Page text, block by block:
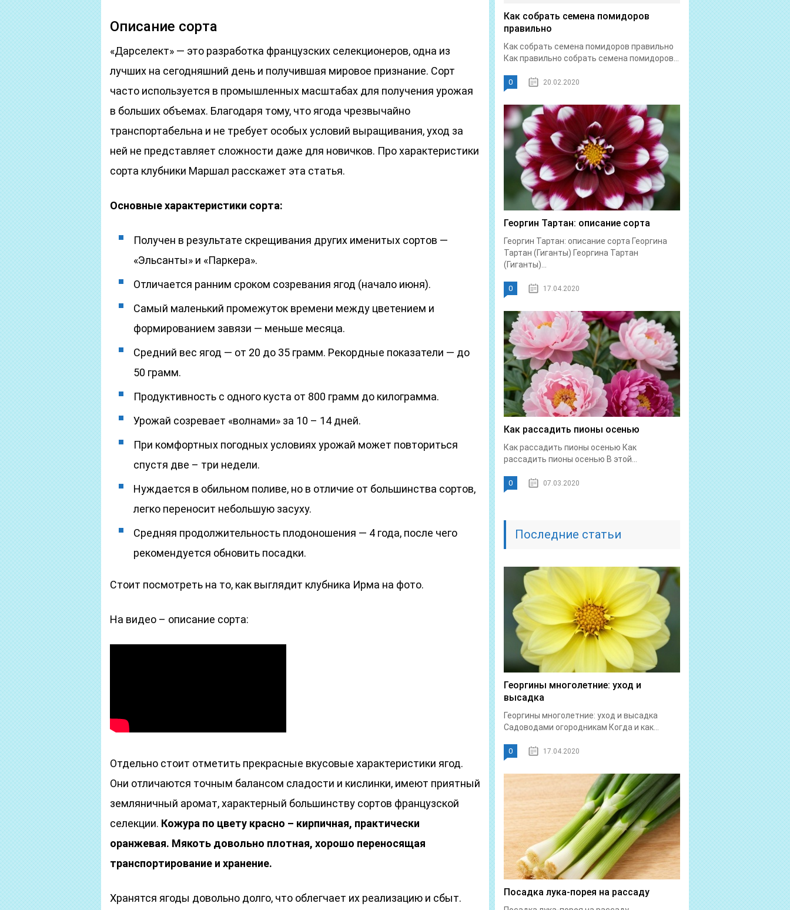
Описание сорта
«Дарселект» — это разработка французских селекционеров, одна из
лучших на сегодняшний день и получившая мировое признание. Сорт
часто используется в промышленных масштабах для получения урожая
в больших объемах. Благодаря тому, что ягода чрезвычайно
транспортабельна и не требует особых условий выращивания, уход за
ней не представляет сложности даже для новичков. Про характеристики
сорта клубники Маршал расскажет эта статья.
Основные характеристики сорта:
Получен в результате скрещивания других именитых сортов —
«Эльсанты» и «Паркера».
Отличается ранним сроком созревания ягод (начало июня).
Самый маленький промежуток времени между цветением и
формированием завязи — меньше месяца.
Средний вес ягод — от 20 до 35 грамм. Рекордные показатели — до
50 грамм.
Продуктивность с одного куста от 800 грамм до килограмма.
Урожай созревает «волнами» за 10 – 14 дней.
При комфортных погодных условиях урожай может повториться
спустя две – три недели.
Нуждается в обильном поливе, но в отличие от большинства сортов,
легко переносит небольшую засуху.
Средняя продолжительность плодоношения — 4 года, после чего
рекомендуется обновить посадки.
Стоит посмотреть на то, как выглядит клубника Ирма на фото.
На видео – описание сорта:
Отдельно стоит отметить прекрасные вкусовые характеристики ягод.
Они отличаются точным балансом сладости и кислинки, имеют приятный
земляничный аромат, характерный большинству сортов французской
селекции. Кожура по цвету красно – кирпичная, практически
оранжевая. Мякоть довольно плотная, хорошо переносящая
транспортирование и хранение.
Хранятся ягоды довольно долго, что облегчает их реализацию и сбыт.
Как собрать семена помидоров
правильно
Как собрать семена помидоров правильно
Как правильно собрать семена помидоров...
0 20.02.2020
Георгин Тартан: описание сорта
Георгин Тартан: описание сорта Георгина
Тартан (Гиганты) Георгина Тартан
(Гиганты)...
0 17.04.2020
Как рассадить пионы осенью
Как рассадить пионы осенью Как
рассадить пионы осенью В этой...
0 07.03.2020
Последние статьи
Георгины многолетние: уход и
высадка
Георгины многолетние: уход и высадка
Садоводами огородникам Когда и как...
0 17.04.2020
Посадка лука-порея на рассаду